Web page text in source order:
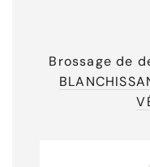
Brossage de